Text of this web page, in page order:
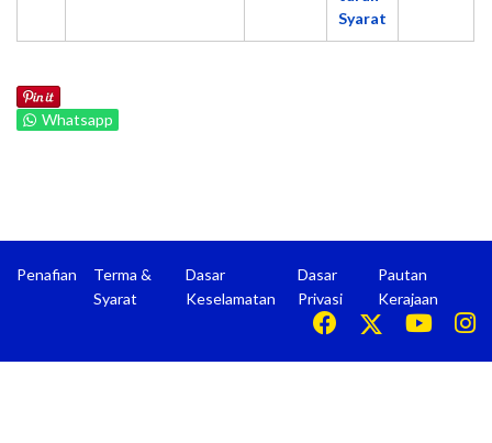
Syarat
Whatsapp
Penafian
Terma &
Syarat
Dasar
Keselamatan
Dasar
Privasi
Pautan
Kerajaan